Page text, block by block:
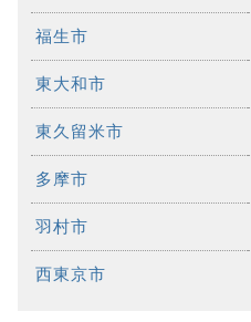
福生市
東大和市
東久留米市
多摩市
羽村市
西東京市